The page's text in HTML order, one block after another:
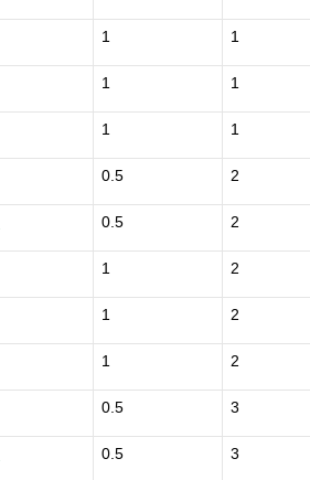
1 1
1 1
1 1
0.5 2
0.5 2
1 2
1 2
1 2
0.5 3
0.5 3